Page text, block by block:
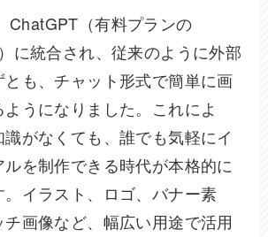
ChatGPT（有料プランの
に統合され、従来のように外部
も、チャット形式で簡単に画
うになりました。これによ
がなくても、誰でも気軽にイ
ルを制作できる時代が本格的に
イラスト、ロゴ、バナー素
画像など、幅広い用途で活用